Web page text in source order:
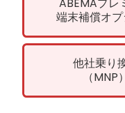
ABEMAプレ
端末補償オ
他社乗り
（MNP）